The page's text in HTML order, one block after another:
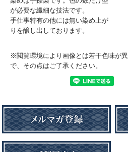
が必要な繊細な技法です。
手仕事特有の他には無い染め上が
りを醸し出しております。
※閲覧環境により画像とは若干色味が
で、その点はご了承ください。